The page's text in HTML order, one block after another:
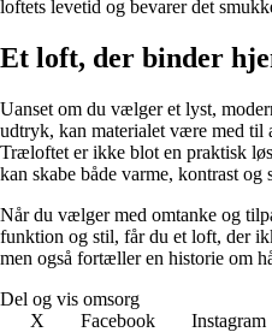
loftets levetid og bevarer det
Et loft, der binder
Uanset om du vælger et lyst,
udtryk, kan materialet være med til
Træloftet er ikke blot en praktisk
kan skabe både varme, kontrast og
Når du vælger med omtanke og
funktion og stil, får du et loft, der
men også fortæller en historie om
Del og vis omsorg
X
Facebook Instagram